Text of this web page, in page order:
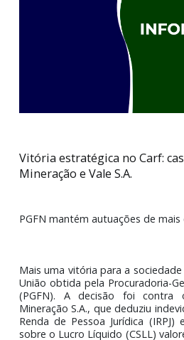
Vitória estratégica no Carf:
PGFN mantém autuações de